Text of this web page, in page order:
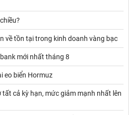
về tồn tại trong kinh doanh vàng bạc
mới nhất tháng 8
eo biển Hormuz
cả kỳ hạn, mức giảm mạnh nhất lên